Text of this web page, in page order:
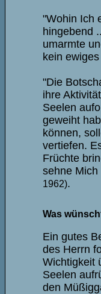
"Wohin Ich
hingebend
umarmte
kein
"Die
ihre
Seelen
geweiht
können,
vertiefen.
Früchte
sehne
1962).
Was
Ein gutes
des Herrn
Wichtigkeit
Seelen
den